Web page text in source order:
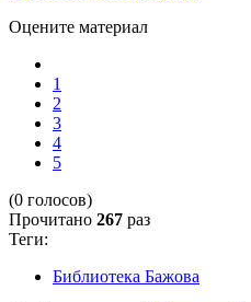
Оцените материал
1
2
3
4
5
(0 голосов)
Прочитано 267 раз
Теги:
Библиотека Бажова